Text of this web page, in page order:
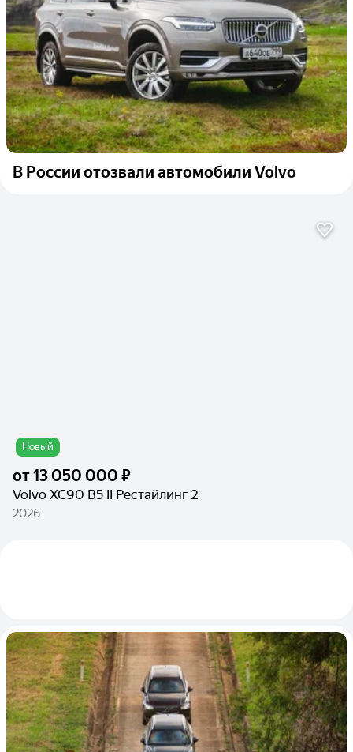
В России отозвали автомобили Volvo
Новый
от13 050 000 ₽
Volvo XC90 B5 II Рестайлинг 2
2026